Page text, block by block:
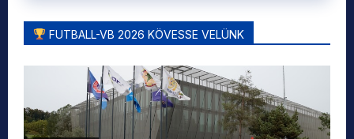
FUTBALL-VB 2026 KÖVESSE VELÜNK